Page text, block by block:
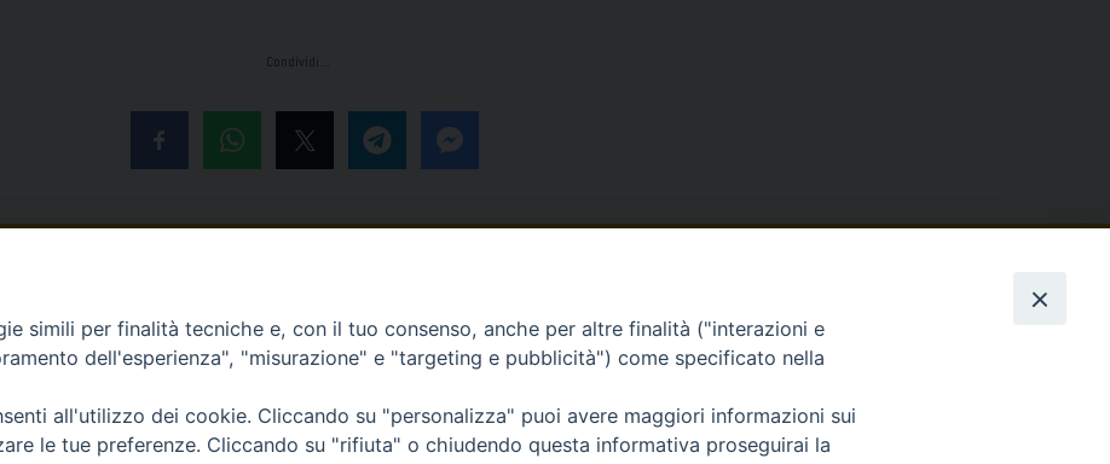
Condividi…
simili per finalità tecniche e, con il tuo consenso, anche per altre finalità ("interazioni e
dell'esperienza", "misurazione" e "targeting e pubblicità") come specificato nella
all'utilizzo dei cookie. Cliccando su "personalizza" puoi avere maggiori informazioni sui
le tue preferenze. Cliccando su "rifiuta" o chiudendo questa informativa proseguirai la